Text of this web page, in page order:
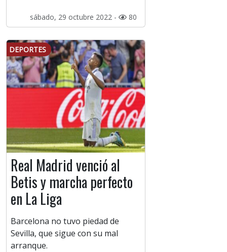
sábado, 29 octubre 2022 - 80
DEPORTES
Real Madrid venció al
Betis y marcha perfecto
en La Liga
Barcelona no tuvo piedad de
Sevilla, que sigue con su mal
arranque.